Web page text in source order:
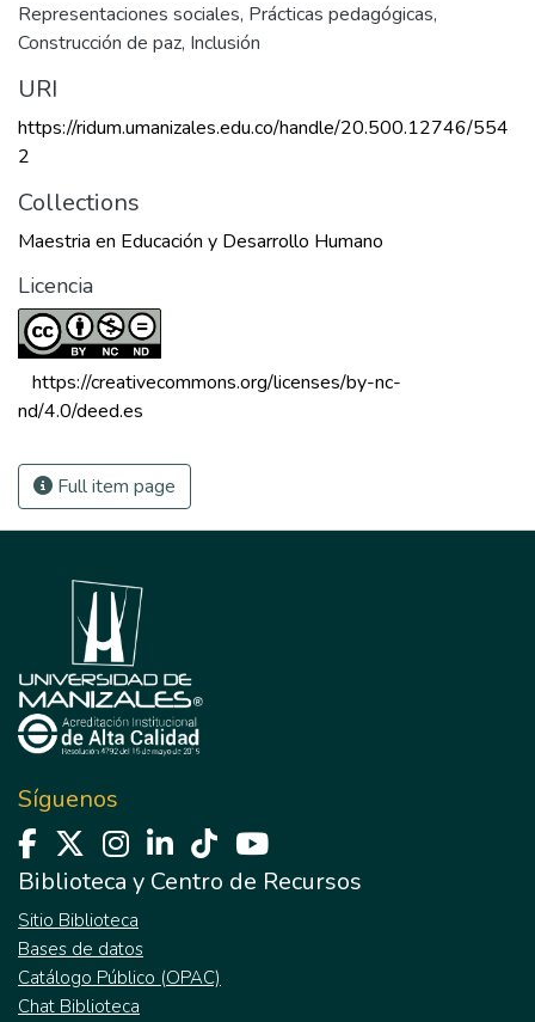
Representaciones sociales, Prácticas pedagógicas,
Construcción de paz, Inclusión
URI
https://ridum.umanizales.edu.co/handle/20.500.12746/554
2
Collections
Maestria en Educación y Desarrollo Humano
Licencia
https://creativecommons.org/licenses/by-nc-
nd/4.0/deed.es
Full item page
Síguenos
Biblioteca y Centro de Recursos
Sitio Biblioteca
Bases de datos
Catálogo Público (OPAC)
Chat Biblioteca